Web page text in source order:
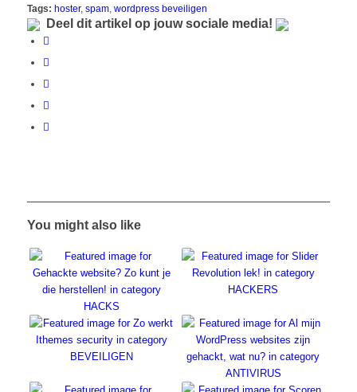
Tags: hoster, spam, wordpress beveiligen
Deel dit artikel op jouw sociale media!
You might also like